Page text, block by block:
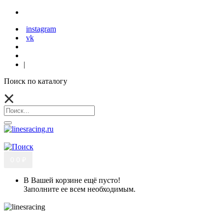
instagram
vk
|
Поиск по каталогу
В Вашей корзине ещё пусто!
Заполните ее всем необходимым.